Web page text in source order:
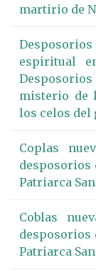
martirio de
espiritual
misterio de
los celos del
Coplas
desposorios
Patriarca San
Coblas
desposorios
Patriarca San